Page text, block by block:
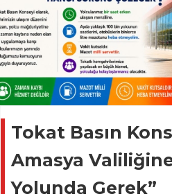
Tokat Basın
Amasya
Yolunda Gerek”